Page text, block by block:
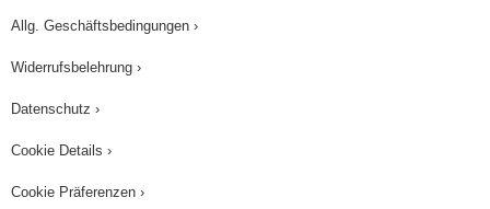
Allg. Geschäftsbedingungen ›
Widerrufsbelehrung ›
Datenschutz ›
Cookie Details ›
Cookie Präferenzen ›